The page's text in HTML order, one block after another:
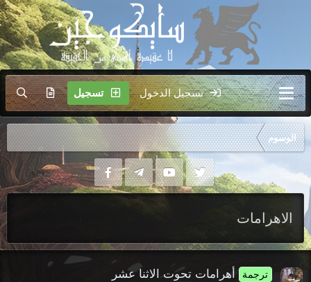
تسجيل الدخول تسجيل
الوسوم
الاهرامات
ترجمة أهرامات تحوت الاثنا عشر